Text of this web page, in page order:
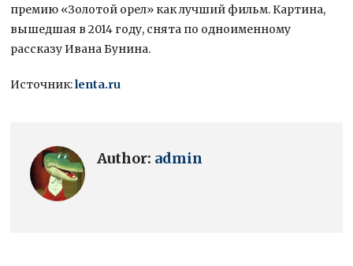
премию «Золотой орел» как лучший фильм. Картина,
вышедшая в 2014 году, снята по одноименному
рассказу Ивана Бунина.
Источник:lenta.ru
Author: admin